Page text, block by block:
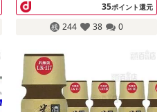
35ポイント還元
244 38 0